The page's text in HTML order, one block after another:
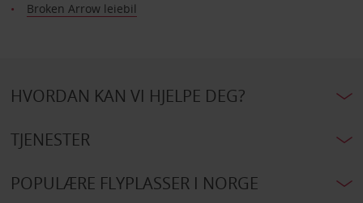
Broken Arrow leiebil
HVORDAN KAN VI HJELPE DEG?
TJENESTER
POPULÆRE FLYPLASSER I NORGE